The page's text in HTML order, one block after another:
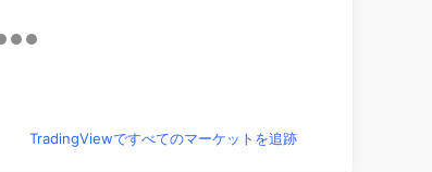
TradingViewですべてのマーケットを追跡